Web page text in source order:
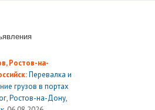
Ростов-на-
Перевалка и
грузов в портах
Ростов-на-Дону,